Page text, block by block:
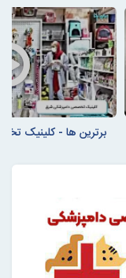
برترین ها - کلینیک